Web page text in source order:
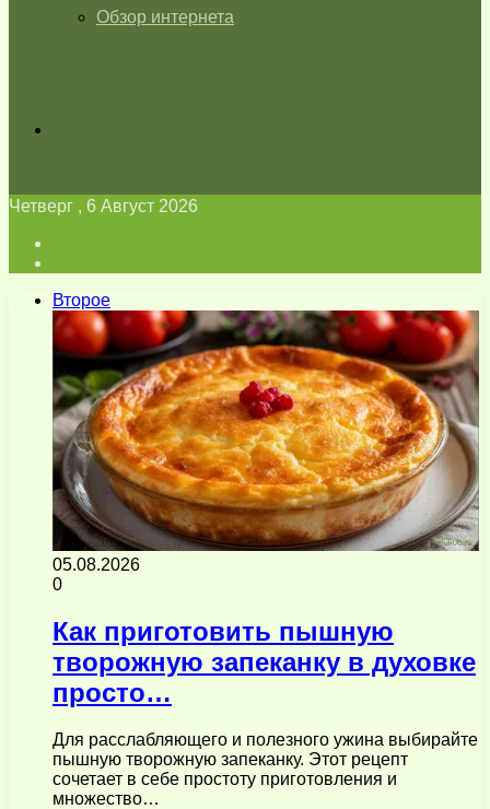
Обзор интернета
Четверг , 6 Август 2026
Второе
05.08.2026
0
Как приготовить пышную
творожную запеканку в духовке
просто…
Для расслабляющего и полезного ужина выбирайте
пышную творожную запеканку. Этот рецепт
сочетает в себе простоту приготовления и
множество…